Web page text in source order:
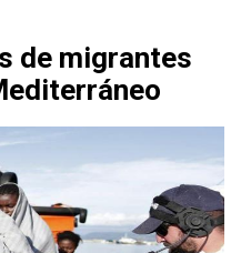
de migrantes